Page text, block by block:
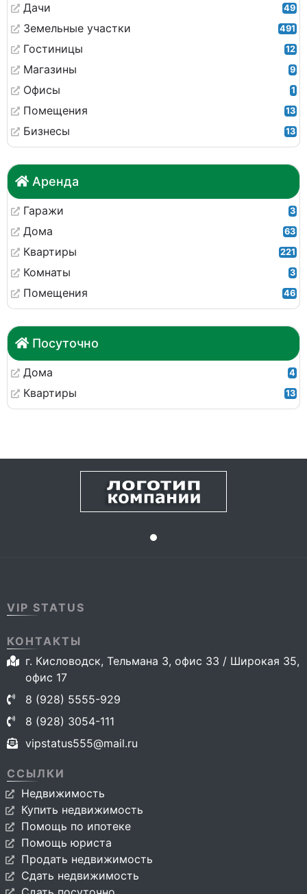
Дачи 49
Земельные участки 491
Гостиницы 12
Магазины 9
Офисы 1
Помещения 13
Бизнесы 13
Аренда
Гаражи 3
Дома 63
Квартиры 221
Комнаты 3
Помещения 46
Посуточно
Дома 4
Квартиры 13
VIP STATUS
КОНТАКТЫ
г. Кисловодск, Тельмана 3, офис 33 / Широкая 35,
офис 17
8 (928) 5555-929
8 (928) 3054-111
vipstatus555@mail.ru
ССЫЛКИ
Недвижимость
Купить недвижимость
Помощь по ипотеке
Помощь юриста
Продать недвижимость
Сдать недвижимость